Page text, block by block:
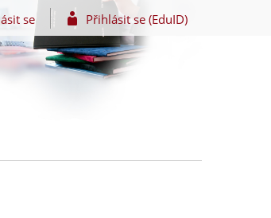
se Přihlásit se (EduID)